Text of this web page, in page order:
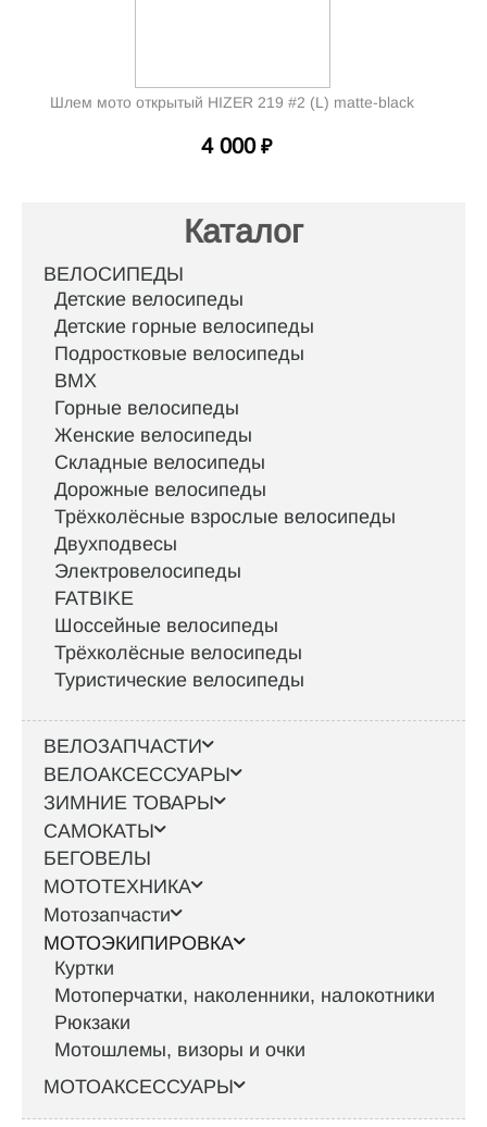
Шлем мото открытый HIZER 219 #2 (L) matte-black
4 000 ₽
Каталог
ВЕЛОСИПЕДЫ
Детские велосипеды
Детские горные велосипеды
Подростковые велосипеды
BMX
Горные велосипеды
Женские велосипеды
Складные велосипеды
Дорожные велосипеды
Трёхколёсные взрослые велосипеды
Двухподвесы
Электровелосипеды
FATBIKE
Шоссейные велосипеды
Трёхколёсные велосипеды
Туристические велосипеды
ВЕЛОЗАПЧАСТИ
ВЕЛОАКСЕССУАРЫ
ЗИМНИЕ ТОВАРЫ
САМОКАТЫ
БЕГОВЕЛЫ
МОТОТЕХНИКА
Мотозапчасти
МОТОЭКИПИРОВКА
Куртки
Мотоперчатки, наколенники, налокотники
Рюкзаки
Мотошлемы, визоры и очки
МОТОАКСЕССУАРЫ